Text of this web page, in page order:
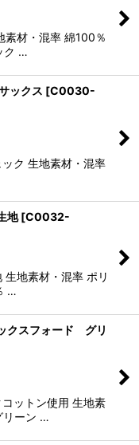
素材・混率 綿100％
ク …
ックス [C0030-
ク 生地素材・混率
地 [C0032-
地素材・混率 ポリ
…
スフォード グリ
ットン使用 生地素
リーン …